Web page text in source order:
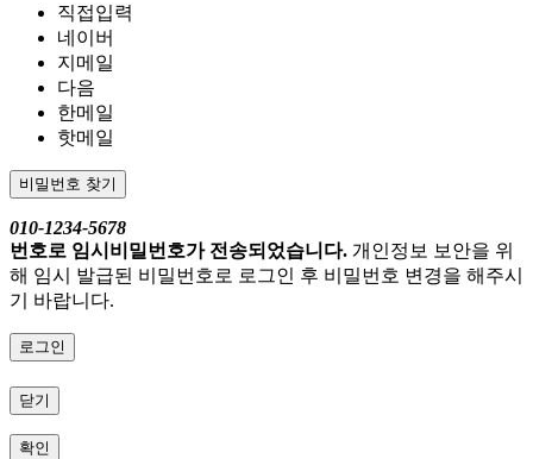
직접입력
네이버
지메일
다음
한메일
핫메일
비밀번호 찾기
010-1234-5678
번호로 임시비밀번호가 전송되었습니다. 개인정보 보안을 위
해 임시 발급된 비밀번호로 로그인 후 비밀번호 변경을 해주시
기 바랍니다.
로그인
닫기
확인